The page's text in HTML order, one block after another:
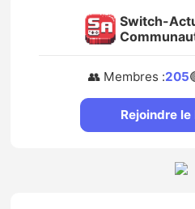
Switch-Actu
👥 Membres :205
Rejoindre